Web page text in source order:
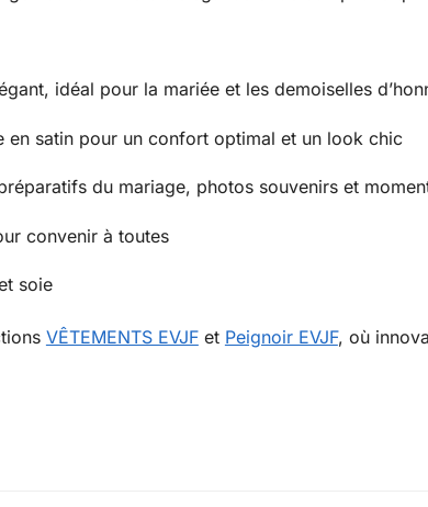
idéal pour la mariée et les demoiselles
en satin pour un confort optimal et un look chic
du mariage, photos souvenirs et
convenir à toutes
soie
VÊTEMENTS EVJFet Peignoir EVJF, où